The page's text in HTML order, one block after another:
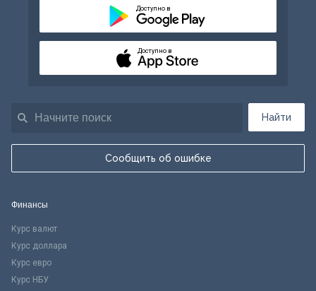
Найти
Сообщить об ошибке
Доступно в
Доступно в
Финансы
Курс валют
Курс доллара
Курс евро
Курс НБУ